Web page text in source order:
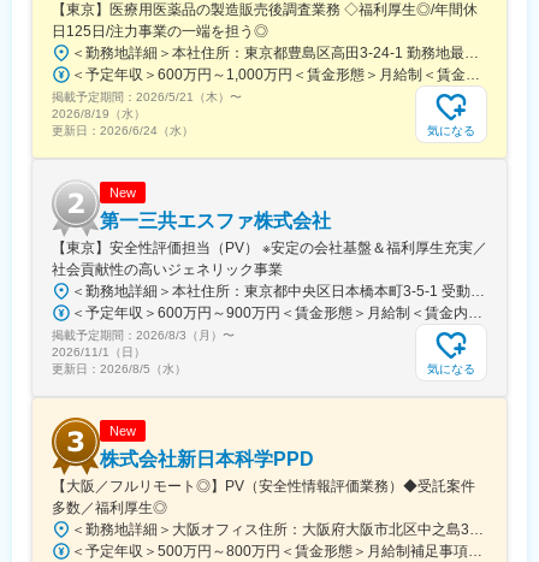
■企業の魅力／特徴
当社は1949年の設立以来、医療技術の革新を続けており、電池式
体外型ペースメーカの開発やリードレスペースメーカ、手術支援
ロボットなどを提供しています。
変更の範囲：会社の定める業務
【東京】医療用医薬品の製造販売後調査業務 ◇福利厚生◎/年間休
日125日/注力事業の一端を担う◎
＜勤務地詳細＞本社住所：東京都豊島区高田3-24-1 勤務地最寄駅：都電荒川線・JR山手線・東西線／学習院下駅・高田馬場駅受動喫煙対策：屋内全面禁煙変更の範囲：会社の定める事業所
＜予定年収＞600万円～1,000万円＜賃金形態＞月給制＜賃金内訳＞月額（基本給）：330,000円～550,000円＜月給＞330,000円～550,000円＜昇給有無＞有＜残業手当＞有＜給与補足＞※年収は前職・経験を考慮のうえ、規定に基づいて決定します。■賞与実績：年2回※但し、業績等の理由により変動賃金はあくまでも目安の金額であり、選考を通じて上下する可能性があります。月給(月額)は固定手当を含めた表記です。
掲載予定期間： 2026/5/21（木） 〜
2026/8/19（水）
更新日： 2026/6/24（水） 気になる
New
第一三共エスファ株式会社
【東京】安全性評価担当（PV） ※安定の会社基盤＆福利厚生充実／
社会貢献性の高いジェネリック事業
＜勤務地詳細＞本社住所：東京都中央区日本橋本町3-5-1 受動喫煙対策：屋内全面禁煙変更の範囲：会社の定める事業所
＜予定年収＞600万円～900万円＜賃金形態＞月給制＜賃金内訳＞月額（基本給）：300,000円～650,000円＜月給＞300,000円～650,000円＜昇給有無＞有＜残業手当＞有＜給与補足＞・モデル賃金に含まない主な手当、費用支援として、子供手当、単身赴任手当、通勤手当、社宅制度等があります。賃金はあくまでも目安の金額であり、選考を通じて上下する可能性があります。月給(月額)は固定手当を含めた表記です。
掲載予定期間： 2026/8/3（月） 〜
2026/11/1（日）
更新日： 2026/8/5（水） 気になる
New
株式会社新日本科学PPD
【大阪／フルリモート◎】PV（安全性情報評価業務）◆受託案件
多数／福利厚生◎
＜勤務地詳細＞大阪オフィス住所：大阪府大阪市北区中之島3丁目3番23号 中之島ダイビル16階勤務地最寄駅：京阪中之島線／渡辺橋駅受動喫煙対策：屋内全面禁煙変更の範囲：会社の定める事業所（リモートワーク含む）
＜予定年収＞500万円～800万円＜賃金形態＞月給制補足事項なし＜賃金内訳＞月額（基本給）：320,534円～461,743円固定残業手当/月：49,466円～71,257円（固定残業時間20時間0分/月）超過した時間外労働の残業手当は追加支給＜月給＞370,000円～533,000円（一律手当を含む）＜昇給有無＞有＜残業手当＞有＜給与補足＞※年収は賞与を含む目安の金額となっており、経験・能力・前職給与を考慮し、相談の上決定致します。※毎年3月末に業績に応じて業績賞与の支給があります。賃金はあくまでも目安の金額であり、選考を通じて上下する可能性があります。月給(月額)は固定手当を含めた表記です。